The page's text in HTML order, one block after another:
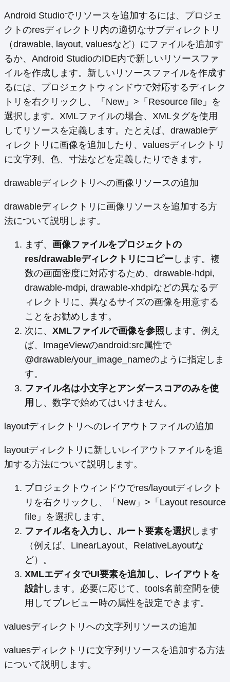
Android Studioでリソースを追加するには、プロジェ
クトのresディレクトリ内の適切なサブディレクトリ
（drawable, layout, valuesなど）にファイルを追加す
るか、Android StudioのIDE内で新しいリソースファ
イルを作成します。新しいリソースファイルを作成す
るには、プロジェクトウィンドウで対応するディレク
トリを右クリックし、「New」>「Resource file」を
選択します。XMLファイルの場合、XMLタグを使用
してリソースを定義します。たとえば、drawableデ
ィレクトリに画像を追加したり、valuesディレクトリ
に文字列、色、寸法などを定義したりできます。
drawableディレクトリへの画像リソースの追加
drawableディレクトリに画像リソースを追加する方
法について説明します。
まず、 画像ファイルをプロジェクトの
res/drawableディレクトリにコピー します。複
数の画面密度に対応するため、drawable-hdpi,
drawable-mdpi, drawable-xhdpiなどの異なるデ
ィレクトリに、異なるサイズの画像を用意する
ことをお勧めします。
次に、 XMLファイルで画像を参照 します。例え
ば、ImageViewのandroid:src属性で
@drawable/your_image_nameのように指定しま
す。
ファイル名は小文字とアンダースコアのみを使
用 し、数字で始めてはいけません。
layoutディレクトリへのレイアウトファイルの追加
layoutディレクトリに新しいレイアウトファイルを追
加する方法について説明します。
プロジェクトウィンドウでres/layoutディレクト
リを右クリックし、「New」>「Layout resource
file」を選択します。
ファイル名を入力し、ルート要素を選択 します
（例えば、LinearLayout、RelativeLayoutな
ど）。
XMLエディタでUI要素を追加し、レイアウトを
設計します。必要に応じて、tools名前空間を使
用してプレビュー時の属性を設定できます。
valuesディレクトリへの文字列リソースの追加
valuesディレクトリに文字列リソースを追加する方法
について説明します。